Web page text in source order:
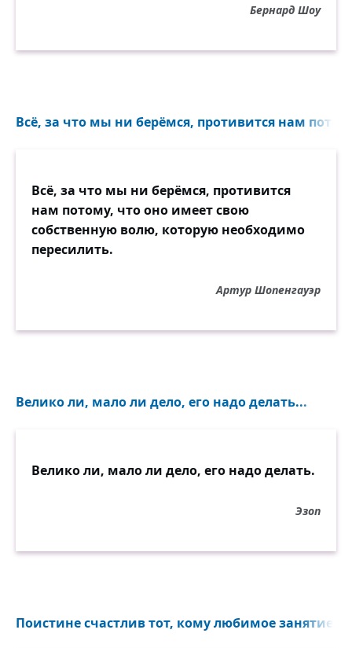
Бернард Шоу
Всё, за что мы ни берёмся, противится нам
Всё, за что мы ни берёмся, противится
нам потому, что оно имеет свою
собственную волю, которую необходимо
пересилить.
Артур Шопенгауэр
Велико ли, мало ли дело, его надо делать...
Велико ли, мало ли дело, его надо делать.
Эзоп
Поистине счастлив тот, кому любимое занятие